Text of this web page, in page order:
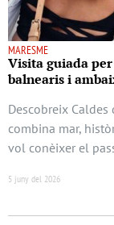
MARESME
Visita guiada
balnearis i
Descobreix
combina mar,
vol conèixer el
5 juny del 2026